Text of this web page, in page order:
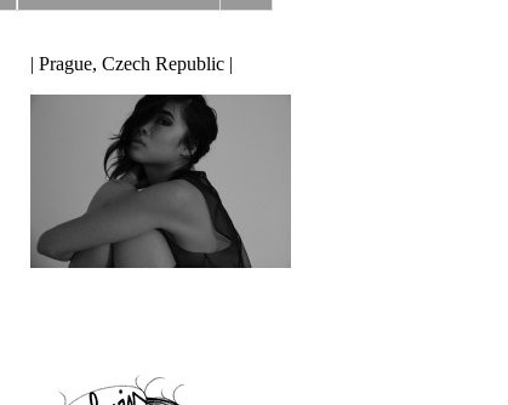
| Prague, Czech Republic |